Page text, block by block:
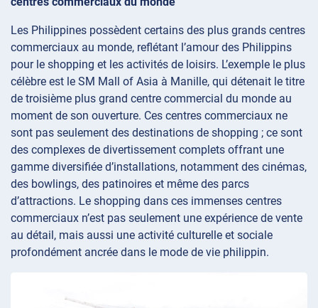
Les Philippines possèdent certains des plus grands centres
commerciaux au monde, reflétant l’amour des Philippins
pour le shopping et les activités de loisirs. L’exemple le plus
célèbre est le SM Mall of Asia à Manille, qui détenait le titre
de troisième plus grand centre commercial du monde au
moment de son ouverture. Ces centres commerciaux ne
sont pas seulement des destinations de shopping ; ce sont
des complexes de divertissement complets offrant une
gamme diversifiée d’installations, notamment des cinémas,
des bowlings, des patinoires et même des parcs
d’attractions. Le shopping dans ces immenses centres
commerciaux n’est pas seulement une expérience de vente
au détail, mais aussi une activité culturelle et sociale
profondément ancrée dans le mode de vie philippin.